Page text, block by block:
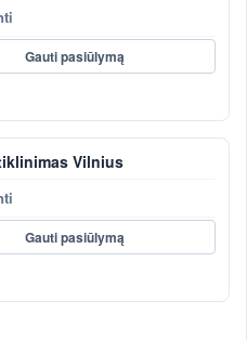
Gauti pasiūlymą
Vilnius
Gauti pasiūlymą